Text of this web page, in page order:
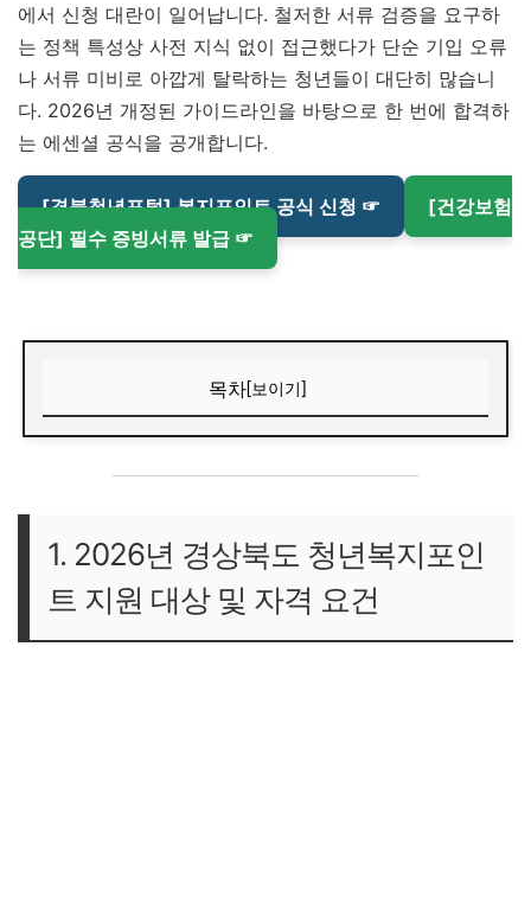
에서 신청 대란이 일어납니다. 철저한 서류 검증을 요구하
는 정책 특성상 사전 지식 없이 접근했다가 단순 기입 오류
나 서류 미비로 아깝게 탈락하는 청년들이 대단히 많습니
다. 2026년 개정된 가이드라인을 바탕으로 한 번에 합격하
는 에센셜 공식을 공개합니다.
[경북청년포털] 복지포인트 공식 신청 ☞
[건강보험
공단] 필수 증빙서류 발급 ☞
목차[보이기]
2. 지급 금액 및 경북 청년 전용 복지몰 활용 범위
3. 경상북도 청년복지포인트 원스톱 온라인 신청방법 5단계
'경북청년포털' 중심의 온라인 접수 프로세스
1. 2026년 경상북도 청년복지포인
트 지원 대상 및 자격 요건